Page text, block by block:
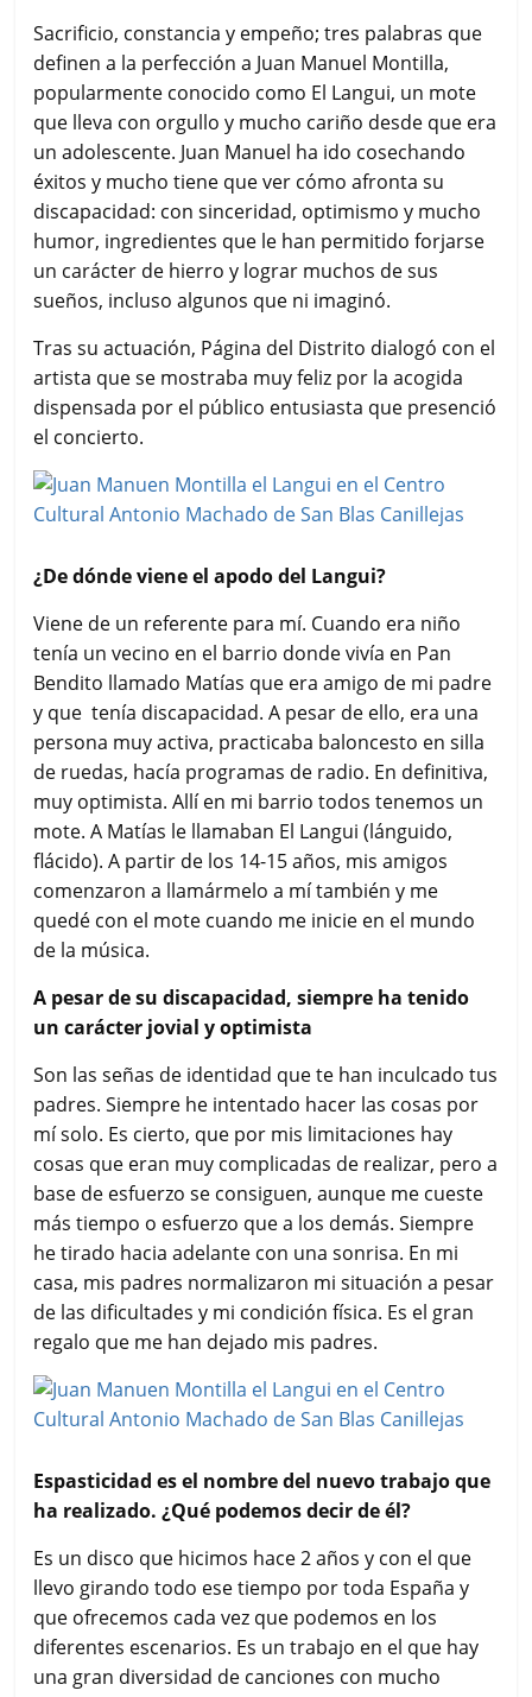
Sacrificio, constancia y empeño; tres palabras que
definen a la perfección a Juan Manuel Montilla,
popularmente conocido como El Langui, un mote
que lleva con orgullo y mucho cariño desde que era
un adolescente. Juan Manuel ha ido cosechando
éxitos y mucho tiene que ver cómo afronta su
discapacidad: con sinceridad, optimismo y mucho
humor, ingredientes que le han permitido forjarse
un carácter de hierro y lograr muchos de sus
sueños, incluso algunos que ni imaginó.
Tras su actuación, Página del Distrito dialogó con el
artista que se mostraba muy feliz por la acogida
dispensada por el público entusiasta que presenció
el concierto.
¿De dónde viene el apodo del Langui?
Viene de un referente para mí. Cuando era niño
tenía un vecino en el barrio donde vivía en Pan
Bendito llamado Matías que era amigo de mi padre
y que tenía discapacidad. A pesar de ello, era una
persona muy activa, practicaba baloncesto en silla
de ruedas, hacía programas de radio. En definitiva,
muy optimista. Allí en mi barrio todos tenemos un
mote. A Matías le llamaban El Langui (lánguido,
flácido). A partir de los 14-15 años, mis amigos
comenzaron a llamármelo a mí también y me
quedé con el mote cuando me inicie en el mundo
de la música.
A pesar de su discapacidad, siempre ha tenido
un carácter jovial y optimista
Son las señas de identidad que te han inculcado tus
padres. Siempre he intentado hacer las cosas por
mí solo. Es cierto, que por mis limitaciones hay
cosas que eran muy complicadas de realizar, pero a
base de esfuerzo se consiguen, aunque me cueste
más tiempo o esfuerzo que a los demás. Siempre
he tirado hacia adelante con una sonrisa. En mi
casa, mis padres normalizaron mi situación a pesar
de las dificultades y mi condición física. Es el gran
regalo que me han dejado mis padres.
Espasticidad es el nombre del nuevo trabajo que
ha realizado. ¿Qué podemos decir de él?
Es un disco que hicimos hace 2 años y con el que
llevo girando todo ese tiempo por toda España y
que ofrecemos cada vez que podemos en los
diferentes escenarios. Es un trabajo en el que hay
una gran diversidad de canciones con mucho